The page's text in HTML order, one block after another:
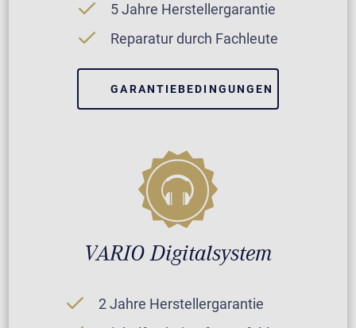
5 Jahre Herstellergarantie
Reparatur durch Fachleute
GARANTIEBEDINGUNGEN
VARIO Digitalsystem
2 Jahre Herstellergarantie